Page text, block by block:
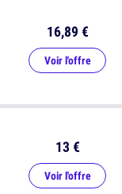
13 €
Voir l'offre
16,89 €
Voir l'offre